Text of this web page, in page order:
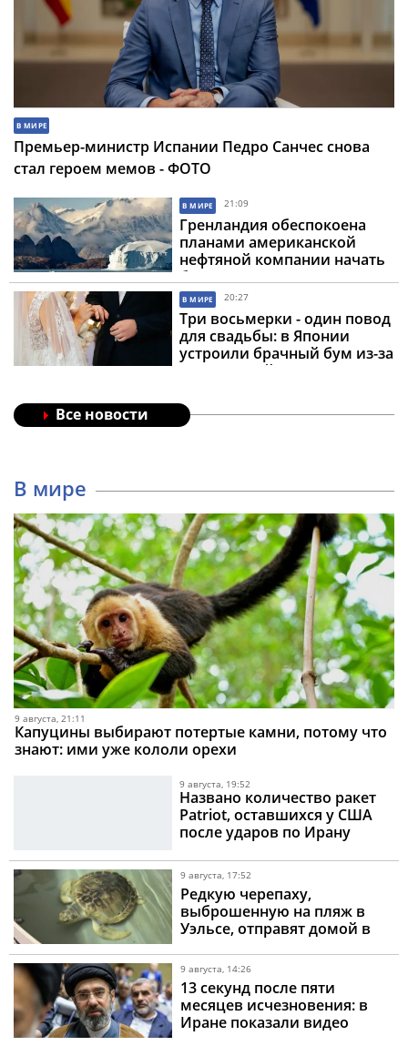
В МИРЕ
Премьер-министр Испании Педро Санчес снова
стал героем мемов - ФОТО
В МИРЕ 21:09
Гренландия обеспокоена
планами американской
нефтяной компании начать
бурение
В МИРЕ 20:27
Три восьмерки - один повод
для свадьбы: в Японии
устроили брачный бум из-за
«счастливой» даты
Все новости
В мире
9 августа, 21:11
Капуцины выбирают потертые камни, потому что
знают: ими уже кололи орехи
9 августа, 19:52
Названо количество ракет
Patriot, оставшихся у США
после ударов по Ирану
9 августа, 17:52
Редкую черепаху,
выброшенную на пляж в
Уэльсе, отправят домой в
в 8000 км
9 августа, 14:26
13 секунд после пяти
месяцев исчезновения: в
Иране показали видео